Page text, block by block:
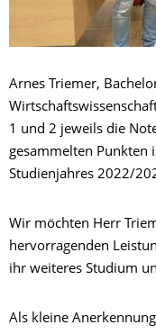
Arnes Triemer,
1 und 2 jeweils die
gesammelten Punkten
Studienjahres 2022/
Wir möchten Herr
hervorragenden
ihr weiteres Studium
Als kleine